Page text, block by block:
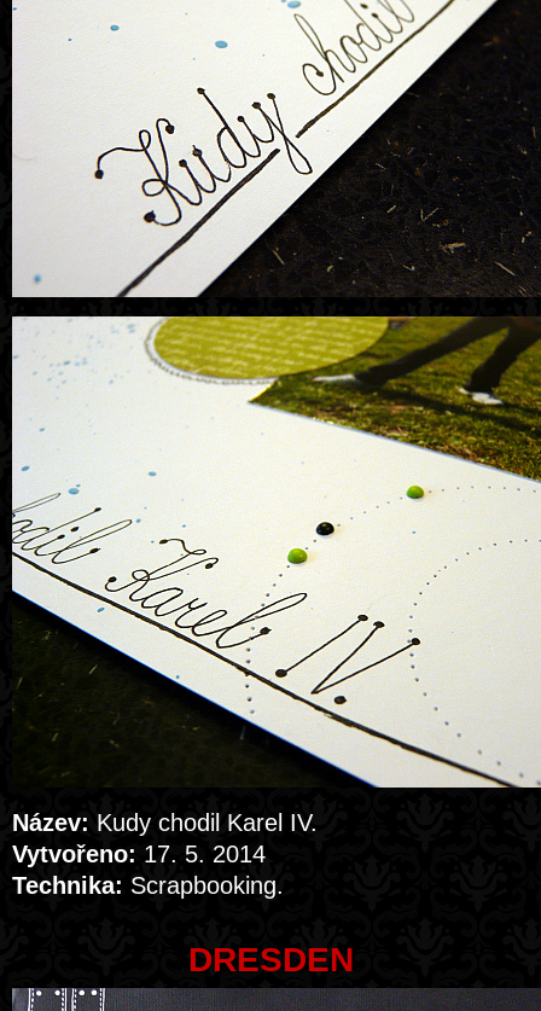
Název: Kudy chodil Karel IV.
Vytvořeno: 17. 5. 2014
Technika: Scrapbooking.
DRESDEN